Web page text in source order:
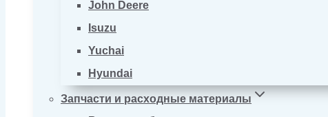
John Deere
Isuzu
Yuchai
Hyundai
Запчасти и расходные материалы